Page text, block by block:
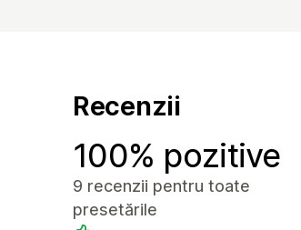
Recenzii
100% pozitive
9 recenzii pentru toate
presetările